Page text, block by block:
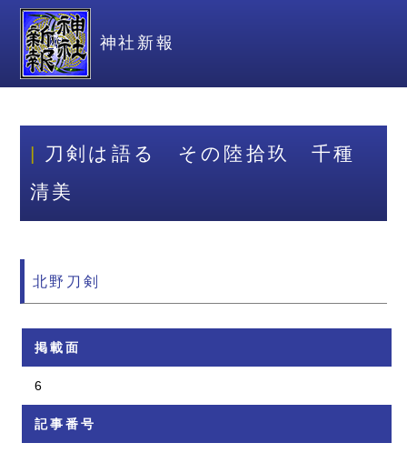
神社新報
刀剣は語る その陸拾玖 千種
清美
北野刀剣
掲載面
6
記事番号